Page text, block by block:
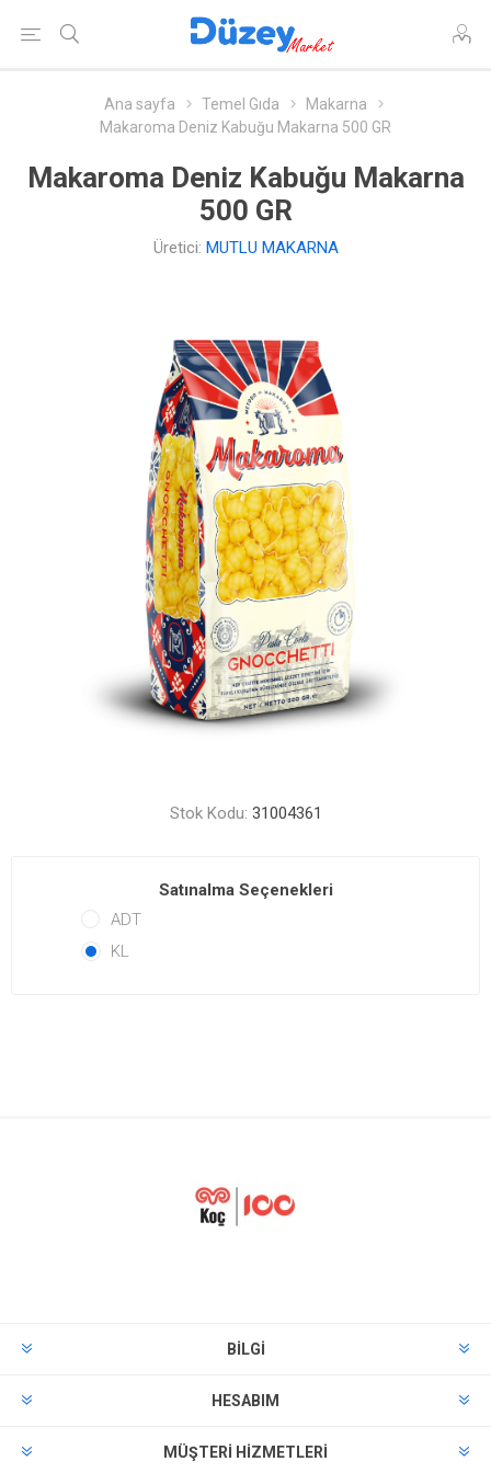
Ana sayfa Temel Gıda
Makarna
Makaroma Deniz Kabuğu Makarna 500 GR
Makaroma Deniz Kabuğu Makarna
500 GR
Üretici: MUTLU MAKARNA
Stok Kodu: 31004361
Satınalma Seçenekleri
ADT
KL
BILGI
HESABIM
MÜŞTERI HIZMETLERI